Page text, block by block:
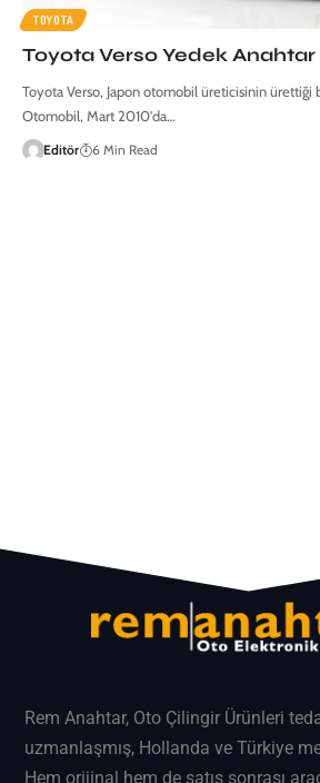
TOYOTA
Toyota Verso Yedek Anahtar
Toyota Verso, Japon otomobil üreticisinin ürettiği
Otomobil, Mart 2010'da…
Editör 6 Min Read
Rem Anahtar, Oto Çilingir Ürünleri
uzmanlaşmış, Hollanda ve Türkiye
Hem orijinal hem de satış sonrası